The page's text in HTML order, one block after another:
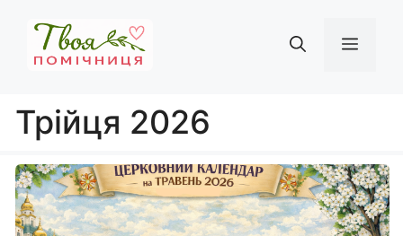
вмісту
Трійця 2026